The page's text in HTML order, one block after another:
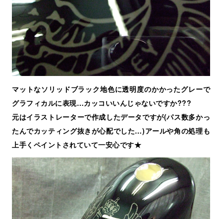
マットなソリッドブラック地色に透明度のかかったグレーで
グラフィカルに表現…カッコいいんじゃないですか???
元はイラストレーターで作成したデータですが(パス数多かっ
たんでカッティング抜きが心配でした…)アールや角の処理も
上手くペイントされていて一安心です★